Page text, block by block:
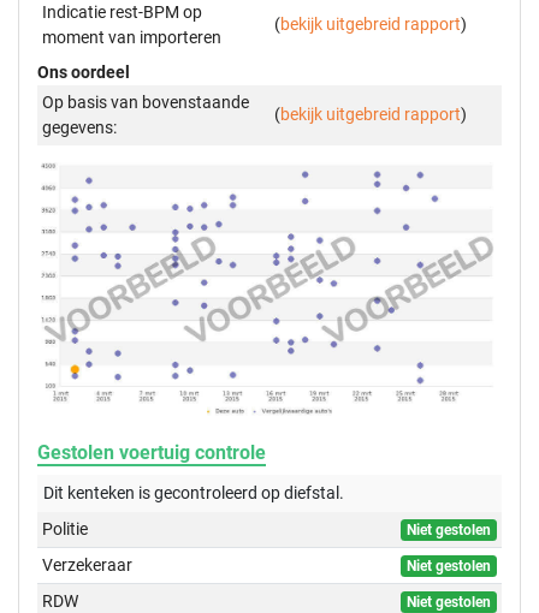
Indicatie rest-BPM op
moment van importeren
(bekijk uitgebreid rapport)
Ons oordeel
Op basis van bovenstaande
gegevens:
(bekijk uitgebreid rapport)
Gestolen voertuig controle
Dit kenteken is gecontroleerd opdiefstal.
Politie
Niet gestolen
Verzekeraar Niet gestolen
RDW Niet gestolen